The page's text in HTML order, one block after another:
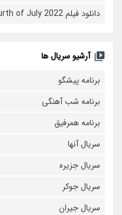
دانلود فیلم Fourth of July 2022 چهارم جولای
آرشیو سریال ها
برنامه پیشگو
برنامه شب آهنگی
برنامه همرفیق
سریال آنها
سریال جزیره
سریال جوکر
سریال جیران